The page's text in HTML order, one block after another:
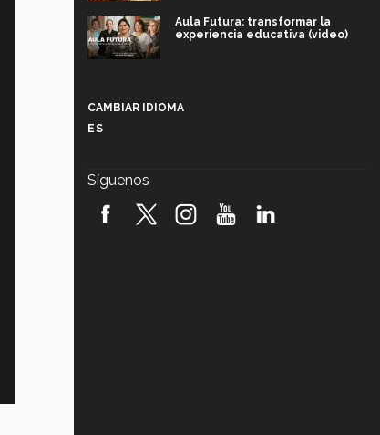
Aula Futura: transformar la
experiencia educativa (video)
robótica FIRST 2026! (video)
CAMBIAR IDIOMA
ES
Síguenos